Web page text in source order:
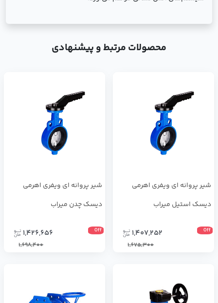
محصولات مرتبط و پیشنهادی
شیر پروانه ای ویفری اهرمی
دیسک استیل میراب
Off
1,407,252
1,675,300
شیر پروانه ای ویفری اهرمی
دیسک چدن میراب
Off
1,426,656
1,698,400